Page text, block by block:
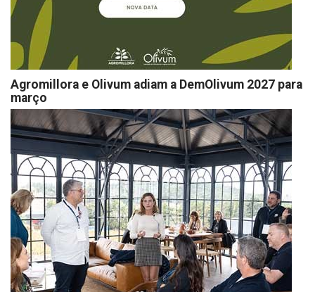
Agromillora e Olivum adiam a DemOlivum 2027 para
março